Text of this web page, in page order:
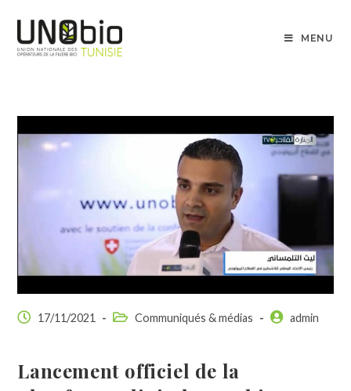
MENU
17/11/2021 Communiqués & médias admin
Lancement officiel de la